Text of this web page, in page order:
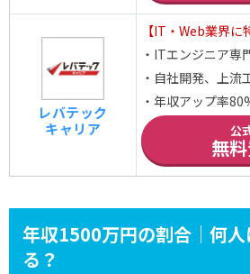
レバテック
キャリア
【IT・Web業界に
・ITエンジニア専
・自社開発、上流
・年収アップ率
公
無
年収1500万円の割合｜何
る？